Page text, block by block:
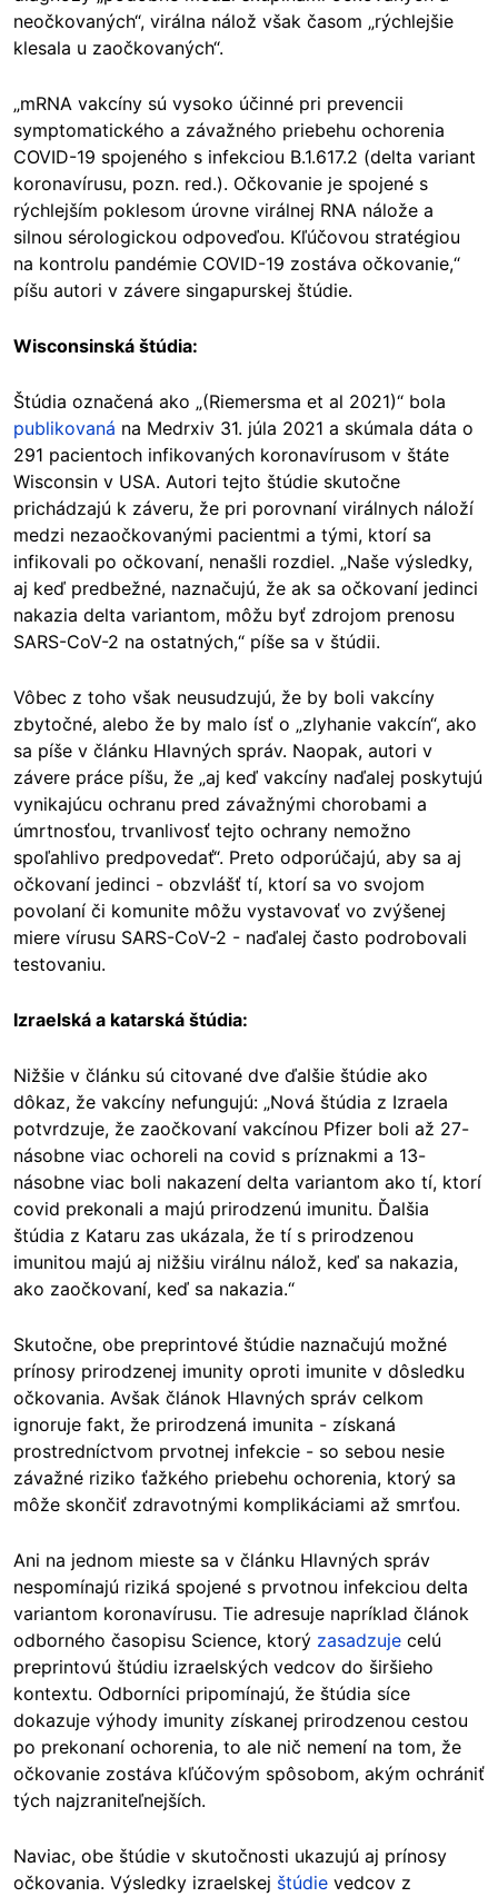
neočkovaných“, virálna nálož však časom „rýchlejšie
klesala u zaočkovaných“.
„mRNA vakcíny sú vysoko účinné pri prevencii
symptomatického a závažného priebehu ochorenia
COVID-19 spojeného s infekciou B.1.617.2 (delta variant
koronavírusu, pozn. red.). Očkovanie je spojené s
rýchlejším poklesom úrovne virálnej RNA nálože a
silnou sérologickou odpoveďou. Kľúčovou stratégiou
na kontrolu pandémie COVID-19 zostáva očkovanie,“
píšu autori v závere singapurskej štúdie.
Wisconsinská štúdia:
Štúdia označená ako „(Riemersma et al 2021)“ bola
publikovaná na Medrxiv 31. júla 2021 a skúmala dáta o
291 pacientoch infikovaných koronavírusom v štáte
Wisconsin v USA. Autori tejto štúdie skutočne
prichádzajú k záveru, že pri porovnaní virálnych náloží
medzi nezaočkovanými pacientmi a tými, ktorí sa
infikovali po očkovaní, nenašli rozdiel. „Naše výsledky,
aj keď predbežné, naznačujú, že ak sa očkovaní jedinci
nakazia delta variantom, môžu byť zdrojom prenosu
SARS-CoV-2 na ostatných,“ píše sa v štúdii.
Vôbec z toho však neusudzujú, že by boli vakcíny
zbytočné, alebo že by malo ísť o „zlyhanie vakcín“, ako
sa píše v článku Hlavných správ. Naopak, autori v
závere práce píšu, že „aj keď vakcíny naďalej poskytujú
vynikajúcu ochranu pred závažnými chorobami a
úmrtnosťou, trvanlivosť tejto ochrany nemožno
spoľahlivo predpovedať“. Preto odporúčajú, aby sa aj
očkovaní jedinci - obzvlášť tí, ktorí sa vo svojom
povolaní či komunite môžu vystavovať vo zvýšenej
miere vírusu SARS-CoV-2 - naďalej často podrobovali
testovaniu.
Izraelská a katarská štúdia:
Nižšie v článku sú citované dve ďalšie štúdie ako
dôkaz, že vakcíny nefungujú: „Nová štúdia z Izraela
potvrdzuje, že zaočkovaní vakcínou Pfizer boli až 27-
násobne viac ochoreli na covid s príznakmi a 13-
násobne viac boli nakazení delta variantom ako tí, ktorí
covid prekonali a majú prirodzenú imunitu. Ďalšia
štúdia z Kataru zas ukázala, že tí s prirodzenou
imunitou majú aj nižšiu virálnu nálož, keď sa nakazia,
ako zaočkovaní, keď sa nakazia.“
Skutočne, obe preprintové štúdie naznačujú možné
prínosy prirodzenej imunity oproti imunite v dôsledku
očkovania. Avšak článok Hlavných správ celkom
ignoruje fakt, že prirodzená imunita - získaná
prostredníctvom prvotnej infekcie - so sebou nesie
závažné riziko ťažkého priebehu ochorenia, ktorý sa
môže skončiť zdravotnými komplikáciami až smrťou.
Ani na jednom mieste sa v článku Hlavných správ
nespomínajú riziká spojené s prvotnou infekciou delta
variantom koronavírusu. Tie adresuje napríklad článok
odborného časopisu Science, ktorý zasadzuje celú
preprintovú štúdiu izraelských vedcov do širšieho
kontextu. Odborníci pripomínajú, že štúdia síce
dokazuje výhody imunity získanej prirodzenou cestou
po prekonaní ochorenia, to ale nič nemení na tom, že
očkovanie zostáva kľúčovým spôsobom, akým ochrániť
tých najzraniteľnejších.
Naviac, obe štúdie v skutočnosti ukazujú aj prínosy
očkovania. Výsledky izraelskej štúdie vedcov z